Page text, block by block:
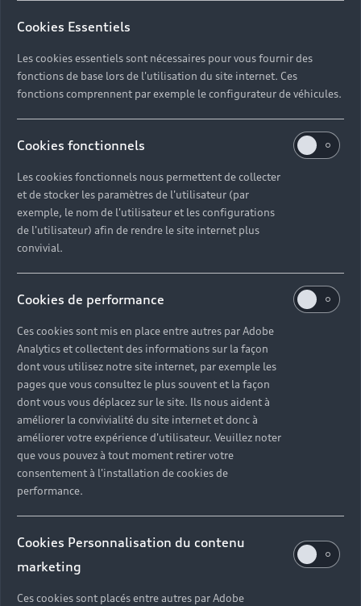
Profitez de nombreux
services lors de l'entretien
de votre Audi Q7
Cookies Essentiels
Les cookies essentiels sont nécessaires pour vous fournir des
fonctions de base lors de l'utilisation du site internet. Ces
fonctions comprennent par exemple le configurateur de véhicules.
Cookies fonctionnels
Les cookies fonctionnels nous permettent de collecter
et de stocker les paramètres de l'utilisateur (par
exemple, le nom de l'utilisateur et les configurations
de l'utilisateur) afin de rendre le site internet plus
convivial.
Cookies de performance
Ces cookies sont mis en place entre autres par Adobe
Analytics et collectent des informations sur la façon
dont vous utilisez notre site internet, par exemple les
pages que vous consultez le plus souvent et la façon
dont vous vous déplacez sur le site. Ils nous aident à
améliorer la convivialité du site internet et donc à
améliorer votre expérience d'utilisateur. Veuillez noter
que vous pouvez à tout moment retirer votre
consentement à l'installation de cookies de
performance.
Cookies Personnalisation du contenu
marketing
Ces cookies sont placés entre autres par Adobe